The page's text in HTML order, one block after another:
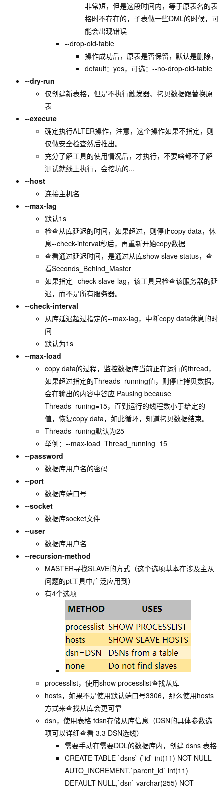
非常短，但是这段时间内，等于原表名的表
格时不存在的，子表做一些DML的时候，可
能会出现错误
--drop-old-table
操作成功后，原表是否保留，默认是删除，
default：yes，可选：--no-drop-old-table
--dry-run
仅创建新表格，但是不执行触发器、拷贝数据跟替换原
表
--execute
确定执行ALTER操作，注意，这个操作如果不指定，则
仅做安全检查然后推出。
充分了解工具的使用情况后，才执行，不要啥都不了解
测试就线上执行，会挖坑的...
--host
连接主机名
--max-lag
默认1s
检查从库延迟的时间，如果超过，则停止copy data，休
息--check-interval秒后，再重新开始copy数据
查看通过延迟时间，是通过从库show slave status，查
看Seconds_Behind_Master
如果指定--check-slave-lag，该工具只检查该服务器的延
迟，而不是所有服务器。
--check-interval
从库延迟超过指定的--max-lag，中断copy data休息的时
间
默认为1s
--max-load
copy data的过程，监控数据库当前正在运行的thread，
如果超过指定的Threads_running值，则停止拷贝数据，
会在输出的内容中答应 Pausing because
Threads_runing=15，直到运行的线程数小于给定的
值，恢复copy data，如此循环，知道拷贝数据结束。
Threads_runing默认为25
举例：--max-load=Thread_running=15
--password
数据库用户名的密码
--port
数据库端口号
--socket
数据库socket文件
--user
数据库用户名
--recursion-method
MASTER寻找SLAVE的方式（这个选项基本在涉及主从
问题的pt工具中广泛应用到）
有4个选项
processlist，使用show processlist查找从库
hosts，如果不是使用默认端口号3306，那么使用hosts
方式来查找从库会更可靠
dsn，使用表格 tdsn存储从库信息（DSN的具体参数选
项可以详细查看 3.3 DSN选线）
需要手动在需要DDL的数据库内，创建 dsns 表格
CREATE TABLE `dsns` (`id` int(11) NOT NULL
AUTO_INCREMENT,`parent_id` int(11)
DEFAULT NULL,`dsn` varchar(255) NOT